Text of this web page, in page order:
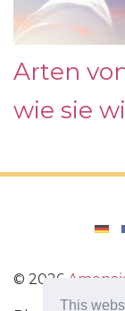
This
Arten
wie sie
© 2026